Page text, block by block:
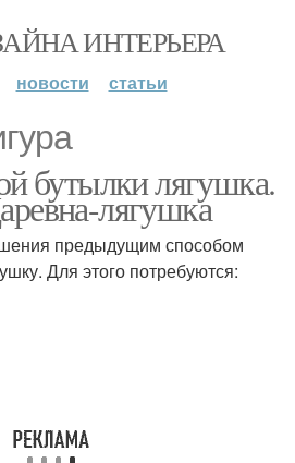
ИНТЕРЬЕРА
новости статьи
бутылки лягушка.
лягушка
предыдущим способом
Для этого потребуются: